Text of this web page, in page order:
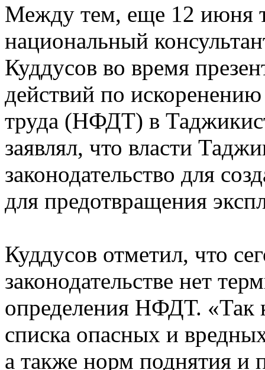
Между тем, еще 12 июня
национальный
Куддусов во время
действий по
труда (НФДТ) в
заявлял, что власти
законодательство для
для предотвращения
Куддусов отметил, что
законодательстве нет
определения НФДТ. «Так
списка опасных и
а также норм поднятия и